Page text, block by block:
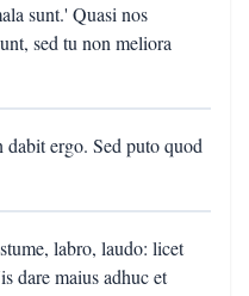
sunt.' Quasi nos
sed tu non meliora
ergo. Sed puto quod
labro, laudo: licet
dare maius adhuc et